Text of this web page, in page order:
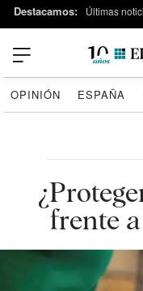
Destacamos: Últimas
OPINIÓN ESPAÑA
frente